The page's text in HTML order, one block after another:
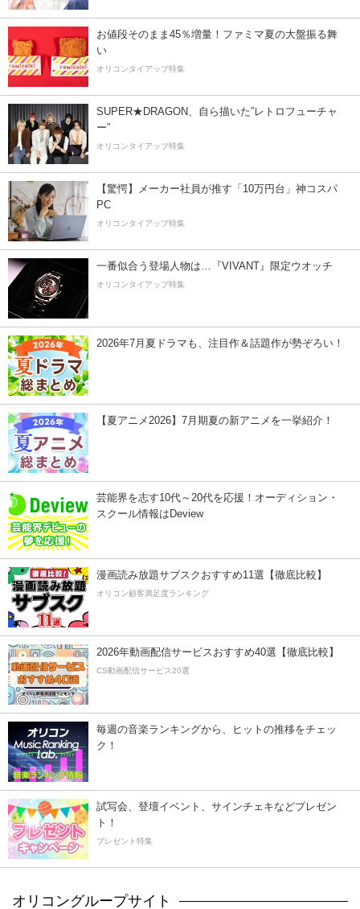
お値段そのまま45％増量！ファミマ夏の大盤振る舞
い
オリコンタイアップ特集
SUPER★DRAGON、自ら描いた”レトロフューチャ
ー”
オリコンタイアップ特集
【驚愕】メーカー社員が推す「10万円台」神コスパ
PC
オリコンタイアップ特集
一番似合う登場人物は…『VIVANT』限定ウオッチ
オリコンタイアップ特集
2026年7月夏ドラマも、注目作＆話題作が勢ぞろい！
【夏アニメ2026】7月期夏の新アニメを一挙紹介！
芸能界を志す10代～20代を応援！オーディション・
スクール情報はDeview
漫画読み放題サブスクおすすめ11選【徹底比較】
オリコン顧客満足度ランキング
2026年動画配信サービスおすすめ40選【徹底比較】
CS動画配信サービス20選
毎週の音楽ランキングから、ヒットの推移をチェッ
ク！
試写会、登壇イベント、サインチェキなどプレゼン
ト！
プレゼント特集
オリコングループサイト